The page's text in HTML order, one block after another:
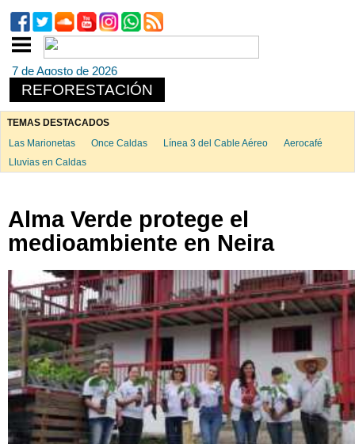
7 de Agosto de 2026
REFORESTACIÓN
TEMAS DESTACADOS
Las Marionetas
Once Caldas Línea 3 del Cable Aéreo
Aerocafé
Lluvias en Caldas
Alma Verde protege el
medioambiente en Neira